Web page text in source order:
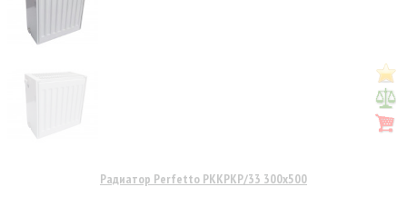
Радиатор Perfetto PKKPKP/33 300x500